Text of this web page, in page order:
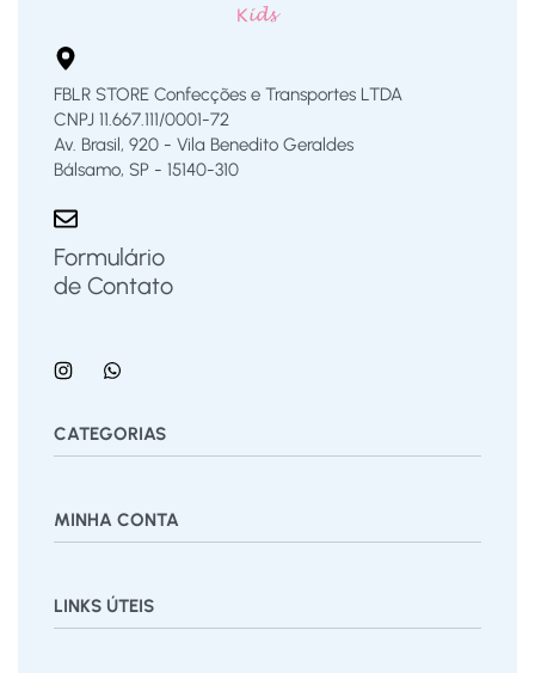
FBLR STORE Confecções e Transportes LTDA
CNPJ 11.667.111/0001-72
Av. Brasil, 920 - Vila Benedito Geraldes
Bálsamo, SP - 15140-310
Formulário
de Contato
CATEGORIAS
Vestido
MINHA CONTA
Pedidos
LINKS ÚTEIS